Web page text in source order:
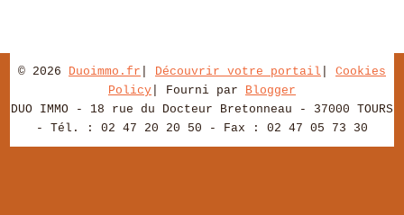
© 2026 Duoimmo.fr Découvrir votre portail
Cookies
Policy | Fourni par
Blogger
DUO IMMO - 18 rue du Docteur Bretonneau - 37000 TOURS
- Tél. : 02 47 20 20 50 - Fax : 02 47 05 73 30